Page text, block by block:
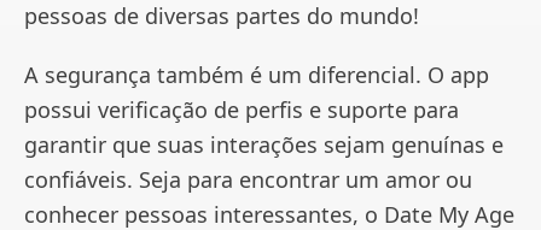
pessoas de diversas partes do mundo!
A segurança também é um diferencial. O app
possui verificação de perfis e suporte para
garantir que suas interações sejam genuínas e
confiáveis. Seja para encontrar um amor ou
conhecer pessoas interessantes, o Date My Age